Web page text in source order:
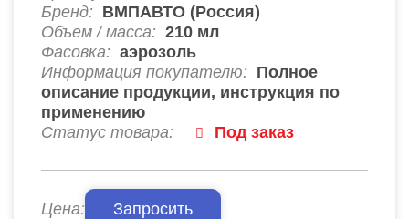
Бренд: ВМПАВТО (Россия)
Объем / масса: 210 мл
Фасовка: аэрозоль
Информация покупателю: Полное
описание продукции, инструкция по
применению
Статус товара:
Под заказ
Цена: Запросить